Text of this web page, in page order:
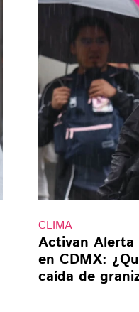
CLIMA
Activan Alerta
en CDMX:
caída de